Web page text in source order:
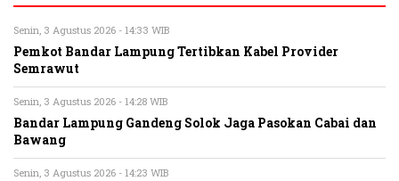
Senin, 3 Agustus 2026 - 14:33 WIB
Pemkot Bandar Lampung Tertibkan Kabel Provider
Semrawut
Senin, 3 Agustus 2026 - 14:28 WIB
Bandar Lampung Gandeng Solok Jaga Pasokan Cabai dan
Bawang
Senin, 3 Agustus 2026 - 14:23 WIB